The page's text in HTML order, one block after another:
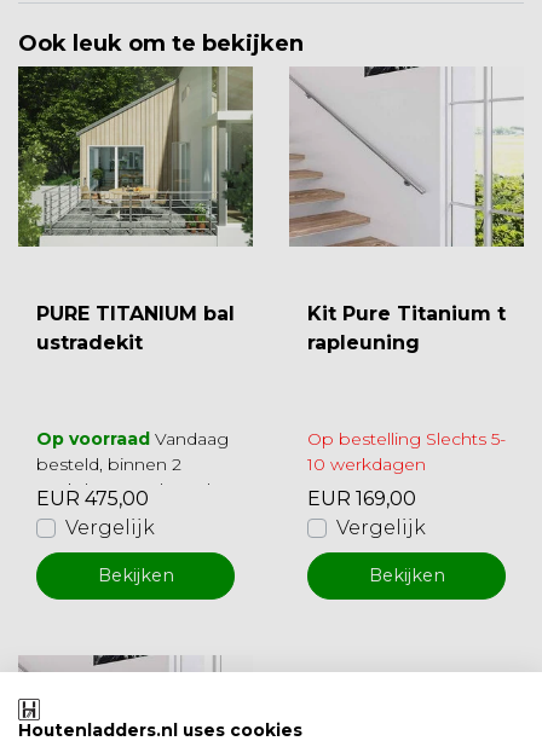
Ook leuk om te bekijken
PURE TITANIUM bal
ustradekit
Op voorraad Vandaag
besteld, binnen 2
werkdagen geleverd
EUR 475,00
Vergelijk
Bekijken
Kit Pure Titanium t
rapleuning
Op bestelling Slechts 5-
10 werkdagen
EUR 169,00
Vergelijk
Bekijken
Houtenladders.nl uses cookies